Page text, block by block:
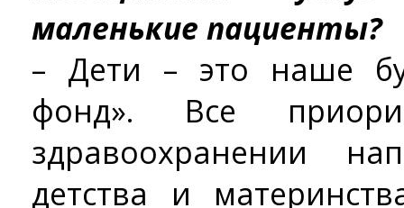
маленькие пациенты?
– Дети – это наше
фонд». Все
здравоохранении
детства и